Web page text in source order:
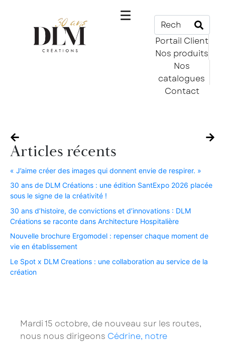
Portail Client
Nos produits
Nos
catalogues
Contact
Articles récents
« J’aime créer des images qui donnent envie de respirer. »​
30 ans de DLM Créations : une édition SantExpo 2026 placée
sous le signe de la créativité !​
30 ans d’histoire, de convictions et d’innovations : DLM
Créations se raconte dans Architecture Hospitalière​
Nouvelle brochure Ergomodel : repenser chaque moment de
vie en établissement ​
Le Spot x DLM Creations : une collaboration au service de la
création​
Mardi 15 octobre, de nouveau sur les routes,
nous nous dirigeons Cédrine, notre